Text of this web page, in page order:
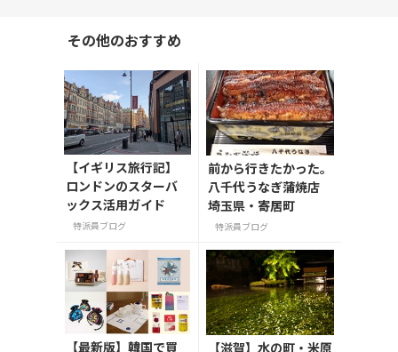
その他のおすすめ
【イギリス旅行記】
ロンドンのスターバ
ックス活用ガイド
特派員ブログ
前から行きたかった。
八千代うなぎ蒲焼店
埼玉県・寄居町
特派員ブログ
【最新版】韓国で買
【滋賀】水の町・米原